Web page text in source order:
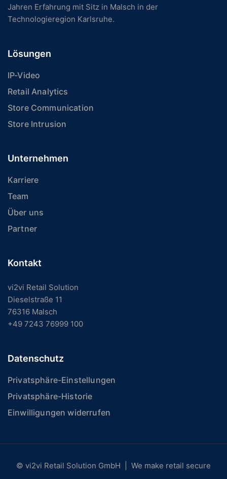
Jahren Erfahrung mit Sitz in Malsch in der
Technologieregion Karlsruhe.
Lösungen
IP-Video
Retail Analytics
Store Communication
Store Intrusion
Unternehmen
Karriere
Team
Über uns
Partner
Kontakt
vi2vi Retail Solution
Dieselstraße 11
76316 Malsch
+49 7243 76999 100
Datenschutz
Privatsphäre-Einstellungen
Privatsphäre-Historie
Einwilligungen widerrufen
© vi2vi Retail Solution GmbH | We make retail secure